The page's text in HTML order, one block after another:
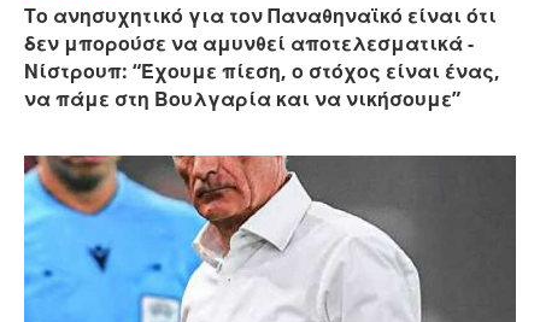
Το ανησυχητικό για τον Παναθηναϊκό είναι ότι
δεν μπορούσε να αμυνθεί αποτελεσματικά -
Νίστρουπ: “Έχουμε πίεση, ο στόχος είναι ένας,
να πάμε στη Βουλγαρία και να νικήσουμε”